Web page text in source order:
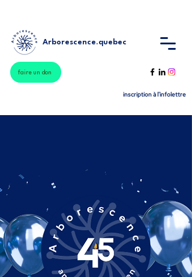
Arborescence.quebec
faire un don
inscription à l'infolettre